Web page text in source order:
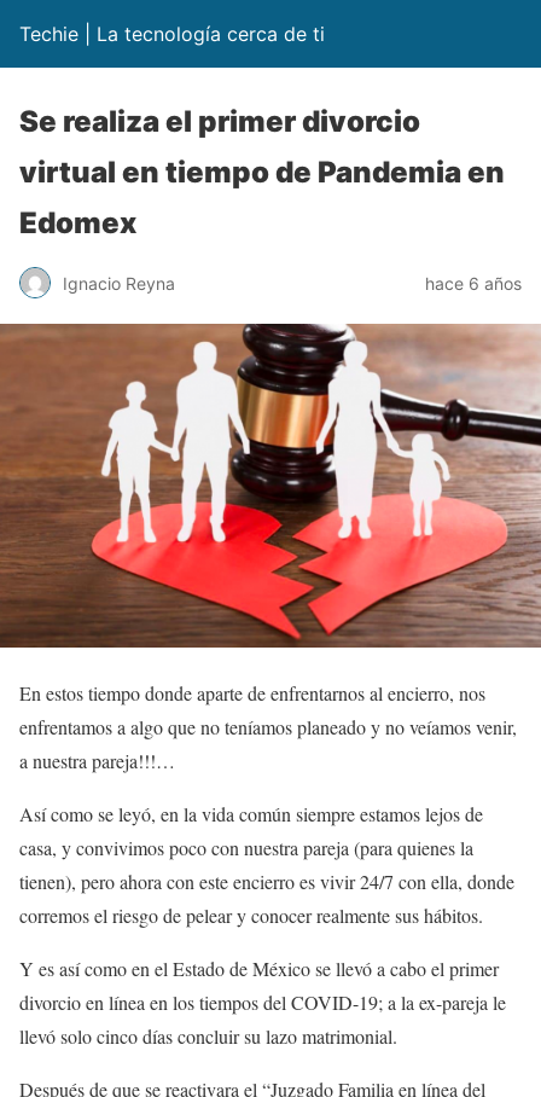
Techie | La tecnología cerca de ti
Se realiza el primer divorcio
virtual en tiempo de Pandemia en
Edomex
Ignacio Reyna hace 6 años
En estos tiempo donde aparte de enfrentarnos al encierro, nos
enfrentamos a algo que no teníamos planeado y no veíamos venir,
a nuestra pareja!!!…
Así como se leyó, en la vida común siempre estamos lejos de
casa, y convivimos poco con nuestra pareja (para quienes la
tienen), pero ahora con este encierro es vivir 24/7 con ella, donde
corremos el riesgo de pelear y conocer realmente sus hábitos.
Y es así como en el Estado de México se llevó a cabo el primer
divorcio en línea en los tiempos del COVID-19; a la ex-pareja le
llevó solo cinco días concluir su lazo matrimonial.
Después de que se reactivara el “Juzgado Familia en línea del